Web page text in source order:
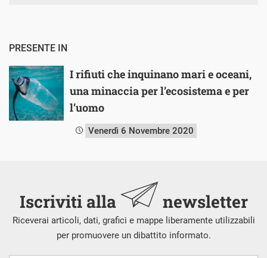
PRESENTE IN
I rifiuti che inquinano mari e oceani,
una minaccia per l’ecosistema e per
l’uomo
Venerdì 6 Novembre 2020
Iscriviti alla newsletter
Riceverai articoli, dati, grafici e mappe liberamente utilizzabili
per promuovere un dibattito informato.